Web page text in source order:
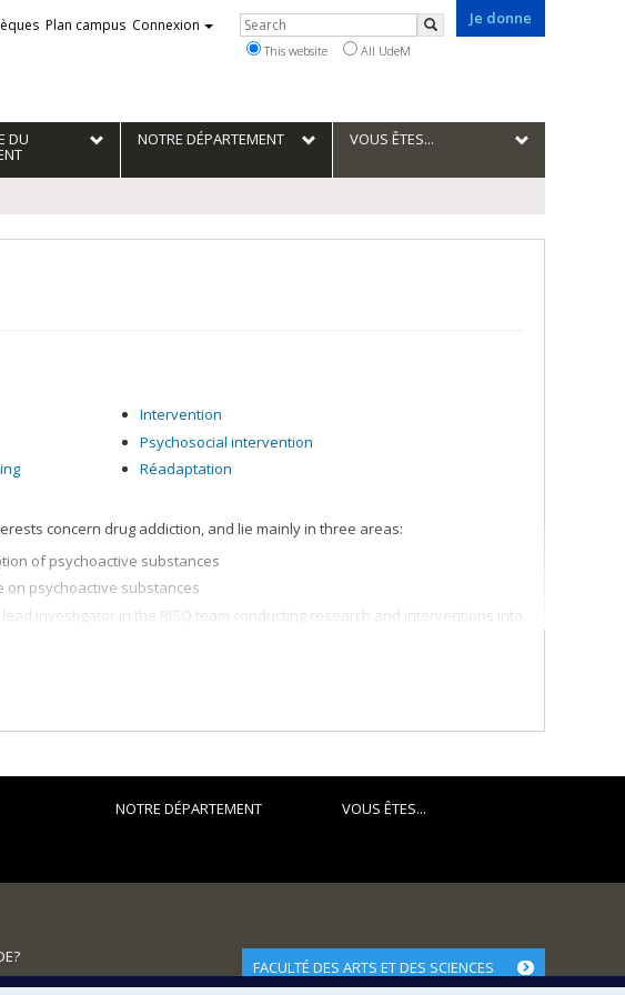
Je donne
Plan campus Connexion Rechercher
Search
This website All UdeM
DU NOTRE DÉPARTEMENT VOUS ÊTES...
Intervention
Psychosocial intervention
Réadaptation
concern drug addiction, and lie mainly in three areas:
of psychoactive substances
psychoactive substances
investigator in the RISQ team conducting research and interventions into
Centre Dollard Cormier, which focuses broadly on more effective
NOTRE DÉPARTEMENT VOUS ÊTES...
FACULTÉ DES ARTS ET DES SCIENCES